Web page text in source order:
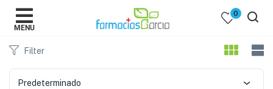
MENU
0
Filter
Predeterminado